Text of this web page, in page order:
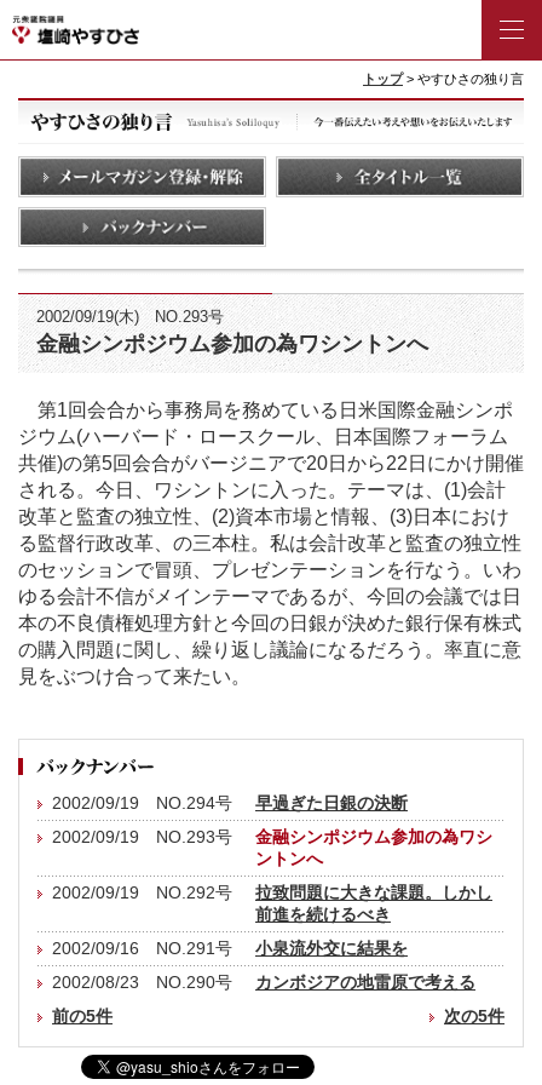
トップ> やすひさの独り言
2002/09/19(木) NO.293号
金融シンポジウム参加の為ワシントンへ
第1回会合から事務局を務めている日米国際金融シンポ
ジウム(ハーバード・ロースクール、日本国際フォーラム
共催)の第5回会合がバージニアで20日から22日にかけ開催
される。今日、ワシントンに入った。テーマは、(1)会計
改革と監査の独立性、(2)資本市場と情報、(3)日本におけ
る監督行政改革、の三本柱。私は会計改革と監査の独立性
のセッションで冒頭、プレゼンテーションを行なう。いわ
ゆる会計不信がメインテーマであるが、今回の会議では日
本の不良債権処理方針と今回の日銀が決めた銀行保有株式
の購入問題に関し、繰り返し議論になるだろう。率直に意
見をぶつけ合って来たい。
2002/09/19 NO.294号
早過ぎた日銀の決断
2002/09/19 NO.293号
金融シンポジウム参加の為ワシ
ントンへ
2002/09/19 NO.292号
拉致問題に大きな課題。しかし
前進を続けるべき
2002/09/16 NO.291号
小泉流外交に結果を
2002/08/23 NO.290号
カンボジアの地雷原で考える
前の5件
次の5件